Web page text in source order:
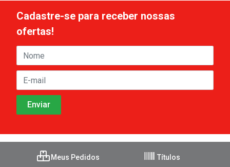
Cadastre-se para receber nossas
ofertas!
Meus Pedidos Títulos